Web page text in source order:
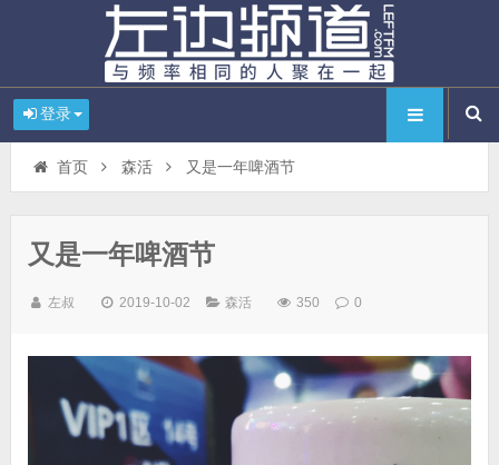
登录
首页 森活 又是一年啤酒节
又是一年啤酒节
左叔 2019-10-02 森活 350 0